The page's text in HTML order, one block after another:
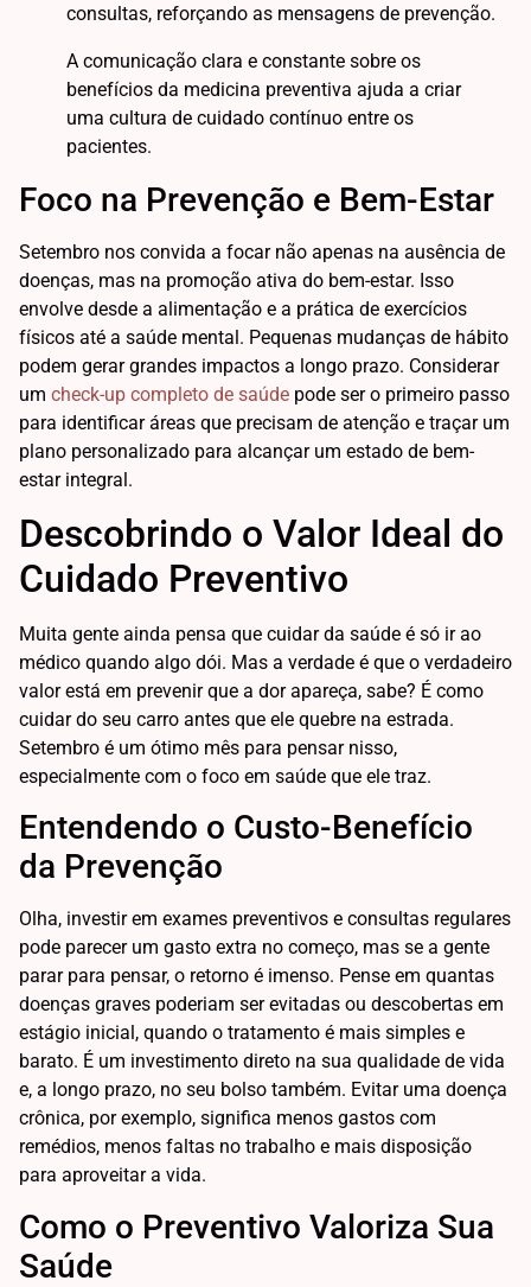
consultas, reforçando as mensagens de prevenção.
A comunicação clara e constante sobre os
benefícios da medicina preventiva ajuda a criar
uma cultura de cuidado contínuo entre os
pacientes.
Foco na Prevenção e Bem-Estar
Setembro nos convida a focar não apenas na ausência de
doenças, mas na promoção ativa do bem-estar. Isso
envolve desde a alimentação e a prática de exercícios
físicos até a saúde mental. Pequenas mudanças de hábito
podem gerar grandes impactos a longo prazo. Considerar
um check-up completo de saúde pode ser o primeiro passo
para identificar áreas que precisam de atenção e traçar um
plano personalizado para alcançar um estado de bem-
estar integral.
Descobrindo o Valor Ideal do
Cuidado Preventivo
Muita gente ainda pensa que cuidar da saúde é só ir ao
médico quando algo dói. Mas a verdade é que o verdadeiro
valor está em prevenir que a dor apareça, sabe? É como
cuidar do seu carro antes que ele quebre na estrada.
Setembro é um ótimo mês para pensar nisso,
especialmente com o foco em saúde que ele traz.
Entendendo o Custo-Benefício
da Prevenção
Olha, investir em exames preventivos e consultas regulares
pode parecer um gasto extra no começo, mas se a gente
parar para pensar, o retorno é imenso. Pense em quantas
doenças graves poderiam ser evitadas ou descobertas em
estágio inicial, quando o tratamento é mais simples e
barato. É um investimento direto na sua qualidade de vida
e, a longo prazo, no seu bolso também. Evitar uma doença
crônica, por exemplo, significa menos gastos com
remédios, menos faltas no trabalho e mais disposição
para aproveitar a vida.
Como o Preventivo Valoriza Sua
Saúde